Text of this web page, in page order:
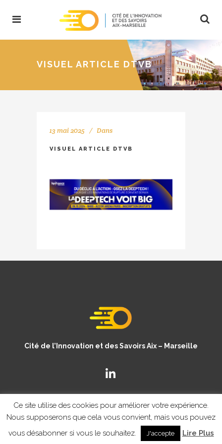
VISUEL ARTICLE DTVB
13 mai 2025 Dans
VISUEL ARTICLE DTVB
Cité de l’Innovation et des Savoirs Aix – Marseille
© Copyright CISAM 2020- MENTIONS LEGALES
Ce site utilise des cookies pour améliorer votre expérience.
Nous supposerons que cela vous convient, mais vous pouvez
vous désabonner si vous le souhaitez.
J'accepte Lire Plus